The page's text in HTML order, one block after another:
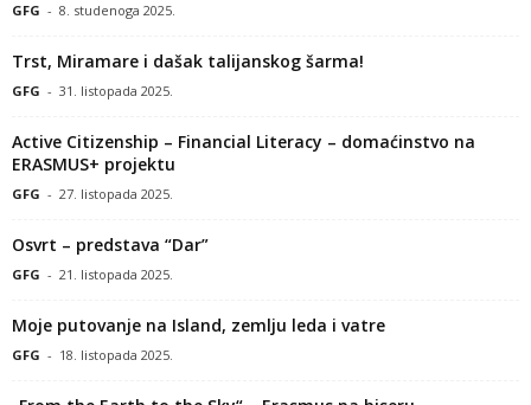
GFG - 8. studenoga 2025.
Trst, Miramare i dašak talijanskog šarma!
GFG - 31. listopada 2025.
Active Citizenship – Financial Literacy – domaćinstvo na
ERASMUS+ projektu
GFG - 27. listopada 2025.
Osvrt – predstava “Dar”
GFG - 21. listopada 2025.
Moje putovanje na Island, zemlju leda i vatre
GFG - 18. listopada 2025.